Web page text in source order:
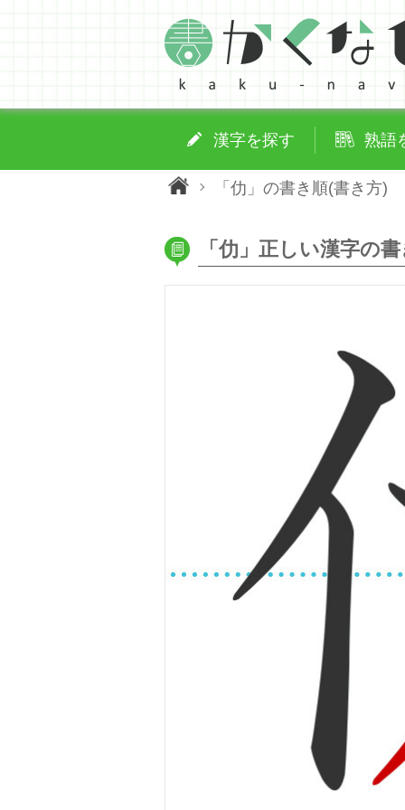
漢字を探す 熟語
「仂」の書き順(書き方)
「仂」正しい漢字の